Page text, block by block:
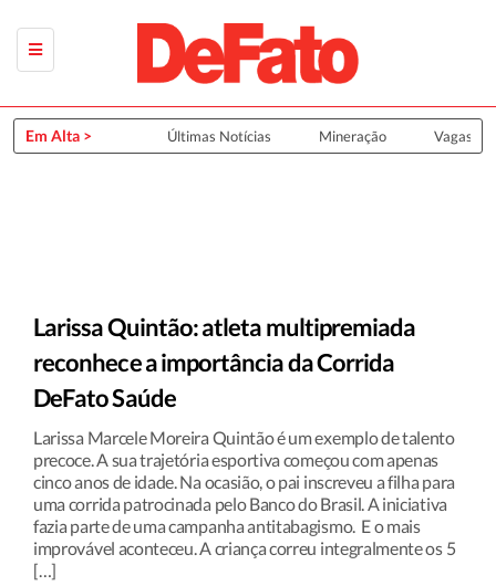
Em Alta > Últimas Notícias Mineração Vagas
Larissa Quintão: atleta multipremiada
reconhece a importância da Corrida
DeFato Saúde
Larissa Marcele Moreira Quintão é um exemplo de talento
precoce. A sua trajetória esportiva começou com apenas
cinco anos de idade. Na ocasião, o pai inscreveu a filha para
uma corrida patrocinada pelo Banco do Brasil. A iniciativa
fazia parte de uma campanha antitabagismo. E o mais
improvável aconteceu. A criança correu integralmente os 5
[…]